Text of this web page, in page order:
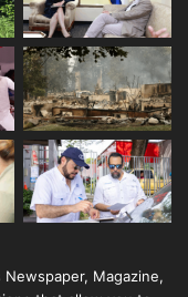
Newspaper, Magazine,